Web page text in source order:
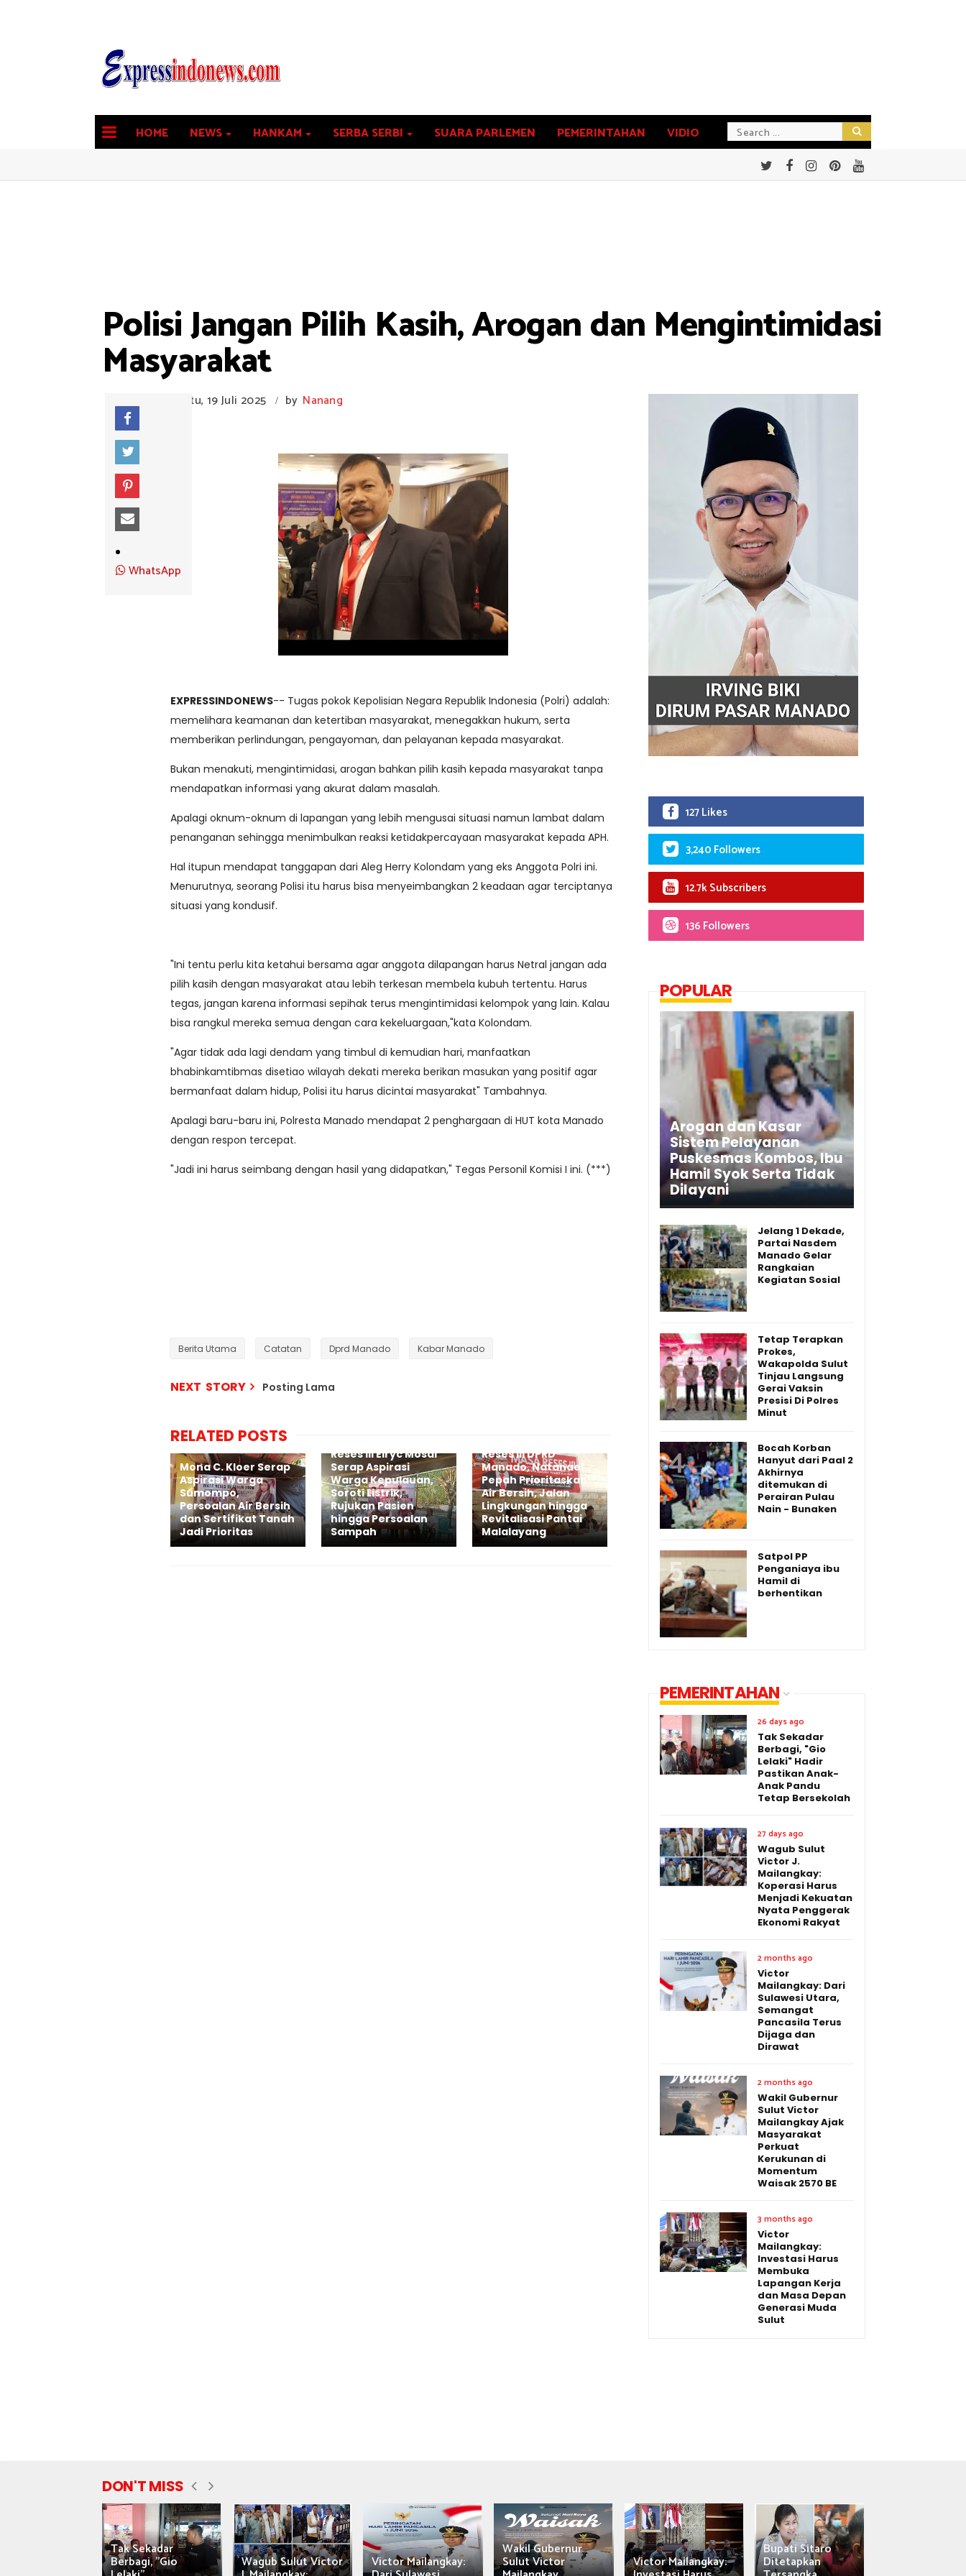
HOME NEWS HANKAM SERBA SERBI SUARA PARLEMEN PEMERINTAHAN VIDIO
Polisi Jangan Pilih Kasih, Arogan dan Mengintimidasi
Masyarakat
Sabtu, 19 Juli 2025 / by Nanang
WhatsApp
EXPRESSINDONEWS-- Tugas pokok Kepolisian Negara Republik Indonesia (Polri) adalah:
memelihara keamanan dan ketertiban masyarakat, menegakkan hukum, serta
memberikan perlindungan, pengayoman, dan pelayanan kepada masyarakat.
Bukan menakuti, mengintimidasi, arogan bahkan pilih kasih kepada masyarakat tanpa
mendapatkan informasi yang akurat dalam masalah.
Apalagi oknum-oknum di lapangan yang lebih mengusai situasi namun lambat dalam
penanganan sehingga menimbulkan reaksi ketidakpercayaan masyarakat kepada APH.
Hal itupun mendapat tanggapan dari Aleg Herry Kolondam yang eks Anggota Polri ini.
Menurutnya, seorang Polisi itu harus bisa menyeimbangkan 2 keadaan agar terciptanya
situasi yang kondusif.
"Ini tentu perlu kita ketahui bersama agar anggota dilapangan harus Netral jangan ada
pilih kasih dengan masyarakat atau lebih terkesan membela kubuh tertentu. Harus
tegas, jangan karena informasi sepihak terus mengintimidasi kelompok yang lain. Kalau
bisa rangkul mereka semua dengan cara kekeluargaan,"kata Kolondam.
"Agar tidak ada lagi dendam yang timbul di kemudian hari, manfaatkan
bhabinkamtibmas disetiao wilayah dekati mereka berikan masukan yang positif agar
bermanfaat dalam hidup, Polisi itu harus dicintai masyarakat" Tambahnya.
Apalagi baru-baru ini, Polresta Manado mendapat 2 penghargaan di HUT kota Manado
dengan respon tercepat.
"Jadi ini harus seimbang dengan hasil yang didapatkan," Tegas Personil Komisi I ini. (***)
Berita Utama Catatan Dprd Manado Kabar Manado
NEXT STORY Posting Lama
RELATED POSTS
Mona C. Kloer Serap
Aspirasi Warga
Sumompo,
Persoalan Air Bersih
dan Sertifikat Tanah
Jadi Prioritas
Reses III Elryc Mosal
Serap Aspirasi
Warga Kepulauan,
Soroti Listrik,
Rujukan Pasien
hingga Persoalan
Sampah
Reses III DPRD
Manado, Natanael
Pepah Prioritaskan
Air Bersih, Jalan
Lingkungan hingga
Revitalisasi Pantai
Malalayang
127 Likes
3,240 Followers
12.7k Subscribers
136 Followers
POPULAR
Arogan dan Kasar
Sistem Pelayanan
Puskesmas Kombos, Ibu
Hamil Syok Serta Tidak
Dilayani
Jelang 1 Dekade,
Partai Nasdem
Manado Gelar
Rangkaian
Kegiatan Sosial
Tetap Terapkan
Prokes,
Wakapolda Sulut
Tinjau Langsung
Gerai Vaksin
Presisi Di Polres
Minut
Bocah Korban
Hanyut dari Paal 2
Akhirnya
ditemukan di
Perairan Pulau
Nain - Bunaken
Satpol PP
Penganiaya ibu
Hamil di
berhentikan
PEMERINTAHAN
26 days ago
Tak Sekadar
Berbagi, "Gio
Lelaki" Hadir
Pastikan Anak-
Anak Pandu
Tetap Bersekolah
27 days ago
Wagub Sulut
Victor J.
Mailangkay:
Koperasi Harus
Menjadi Kekuatan
Nyata Penggerak
Ekonomi Rakyat
2 months ago
Victor
Mailangkay: Dari
Sulawesi Utara,
Semangat
Pancasila Terus
Dijaga dan
Dirawat
2 months ago
Wakil Gubernur
Sulut Victor
Mailangkay Ajak
Masyarakat
Perkuat
Kerukunan di
Momentum
Waisak 2570 BE
3 months ago
Victor
Mailangkay:
Investasi Harus
Membuka
Lapangan Kerja
dan Masa Depan
Generasi Muda
Sulut
DON'T MISS
Tak Sekadar
Berbagi, "Gio Wagub Sulut Victor Victor Mailangkay:
Wakil Gubernur
Sulut Victor Victor Mailangkay:
Bupati Sitaro
Ditetapkan